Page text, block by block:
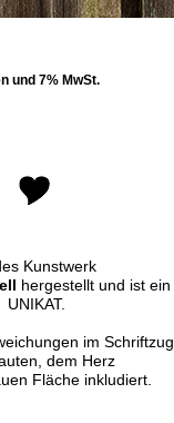
und 7% MwSt.
Kunstwerk
hergestellt und ist ein
UNIKAT.
im Schriftzug,
dem Herz
Fläche inkludiert.